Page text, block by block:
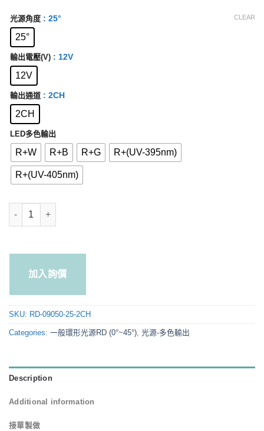
光源角度 : 25°
25°
輸出電壓(V) : 12V
12V
輸出通道 : 2CH
2CH
LED多色輸出
R+W R+B R+G R+(UV-395nm)
R+(UV-405nm)
CLEAR
光源-2色2輸出 RD-09050-25-2CH (25°) quantity
加入詢價
SKU: RD-09050-25-2CH
Categories: 一般環形光源RD (0°~45°) 光源-多色輸出
Description
Additional information
接單製做